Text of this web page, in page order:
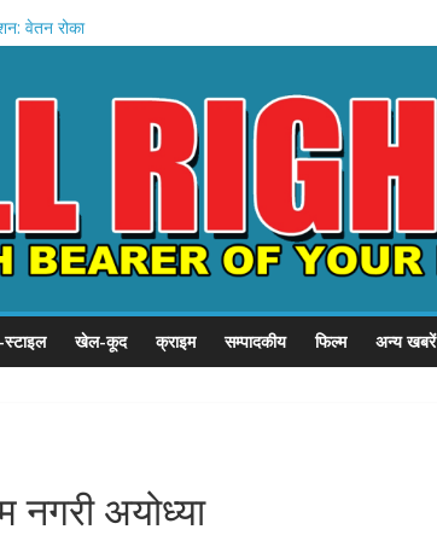
में मौत
वेतन रोका
जीवन
गृह मंत्रालय
खेल-कूद क्राइम सम्पादकीय फिल्म अन्य खबरें
नगरी अयोध्या